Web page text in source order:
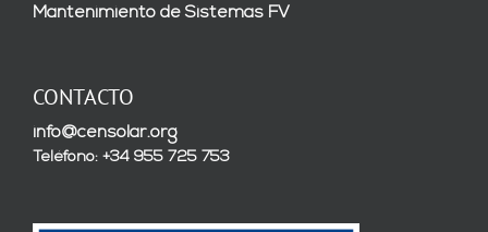
Mantenimiento de Sistemas FV
CONTACTO
info@censolar.org
Teléfono: +34 955 725 753